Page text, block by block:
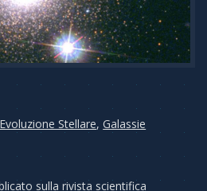
Evoluzione Stellare,Galassie
sulla rivista scientifica